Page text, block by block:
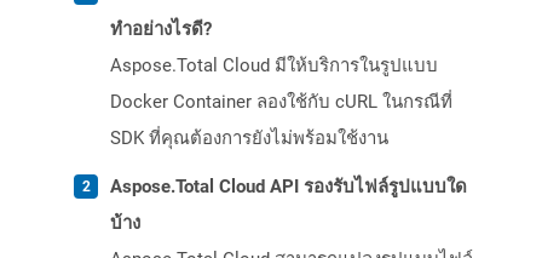
ทำอย่างไรดี?
Aspose.Total Cloud มีให้บริการในรูปแบบ
Docker Container ลองใช้กับ cURL ในกรณีที่
SDK ที่คุณต้องการยังไม่พร้อมใช้งาน
Aspose.Total Cloud API รองรับไฟล์รูปแบบใด
บ้าง